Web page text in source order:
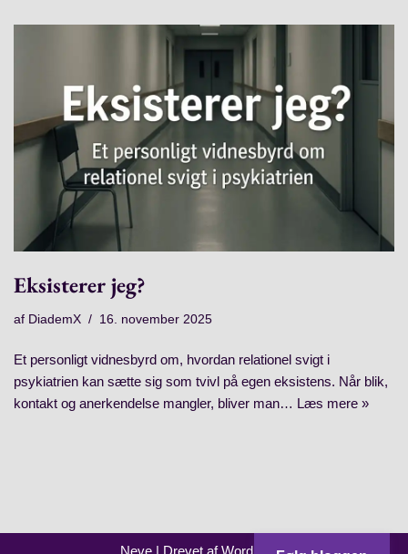
Eksisterer jeg?
af DiademX 16. november 2025
Et personligt vidnesbyrd om, hvordan relationel svigt i
psykiatrien kan sætte sig som tvivl på egen eksistens. Når blik,
kontakt og anerkendelse mangler, bliver man… Læs mere »
Neve| Drevet afWordPress